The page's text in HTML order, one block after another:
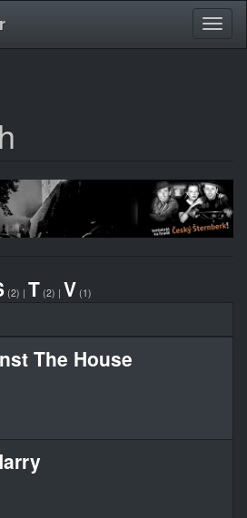
(2) | T (2) | V (1)
The House